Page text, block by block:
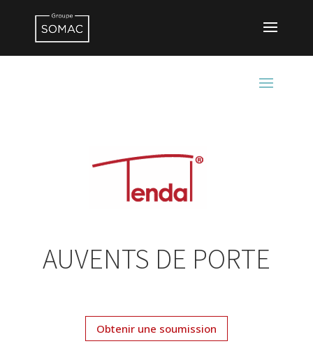
AUVENTS DE PORTE
Obtenir une soumission